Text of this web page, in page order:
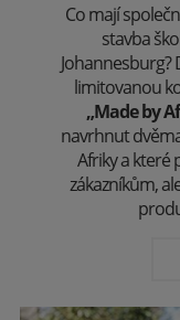
Co mají
stavba
limitovanou
„Made by
navrhnut
Afriky a které
zákazníkům,